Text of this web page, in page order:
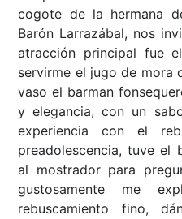
cogote de la hermana
Barón Larrazábal, nos
atracción principal fue
servirme el jugo de mora
vaso el barman
y elegancia, con un
experiencia con el
preadolescencia, tuve el
al mostrador para
gustosamente me
rebuscamiento fino,